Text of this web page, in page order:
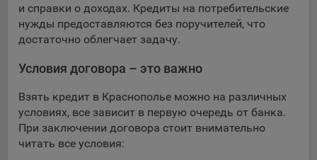
и справки о доходах. Кредиты на потребительские
нужды предоставляются без поручителей, что
достаточно облегчает задачу.
Условия договора – это важно
Взять кредит в Краснополье можно на различных
условиях, все зависит в первую очередь от банка.
При заключении договора стоит внимательно
читать все условия: